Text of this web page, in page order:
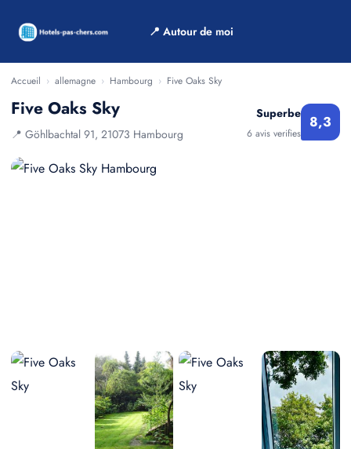
📍 Autour de moi
Accueil › allemagne › Hambourg › Five Oaks Sky
Five Oaks Sky
📍 Göhlbachtal 91, 21073 Hambourg
Superbe
6 avis verifies
8,3